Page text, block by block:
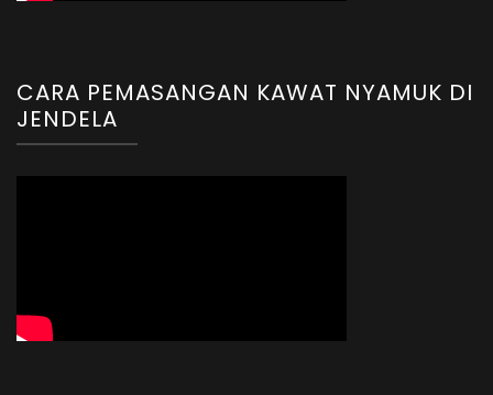
CARA PEMASANGAN KAWAT NYAMUK DI
JENDELA